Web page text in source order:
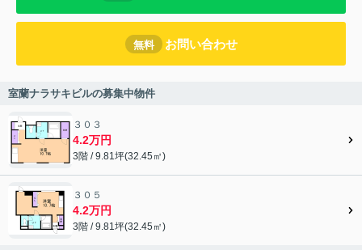
無料 お問い合わせ
室蘭ナラサキビルの募集中物件
３０３
4.2万円
3階 / 9.81坪(32.45㎡)
３０５
4.2万円
3階 / 9.81坪(32.45㎡)